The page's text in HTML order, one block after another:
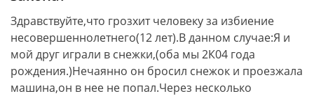
Здравствуйте,что грозхит человеку за избиение
несовершеннолетнего(12 лет).В данном случае:Я и
мой друг играли в снежки,(оба мы 2К04 года
рождения.)Нечаянно он бросил снежок и проезжала
машина,он в нее не попал.Через несколько